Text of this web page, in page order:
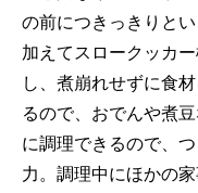
の前につきっきりと
加えてスロークッカ
し、煮崩れせずに食
るので、おでんや煮
に調理できるので、
力。調理中にほかの